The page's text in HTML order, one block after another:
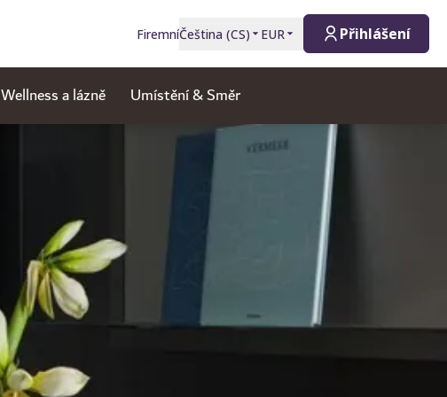
FiremníČeština (CS) EUR Přihlášení
Wellness a lázně Umístění & Směr